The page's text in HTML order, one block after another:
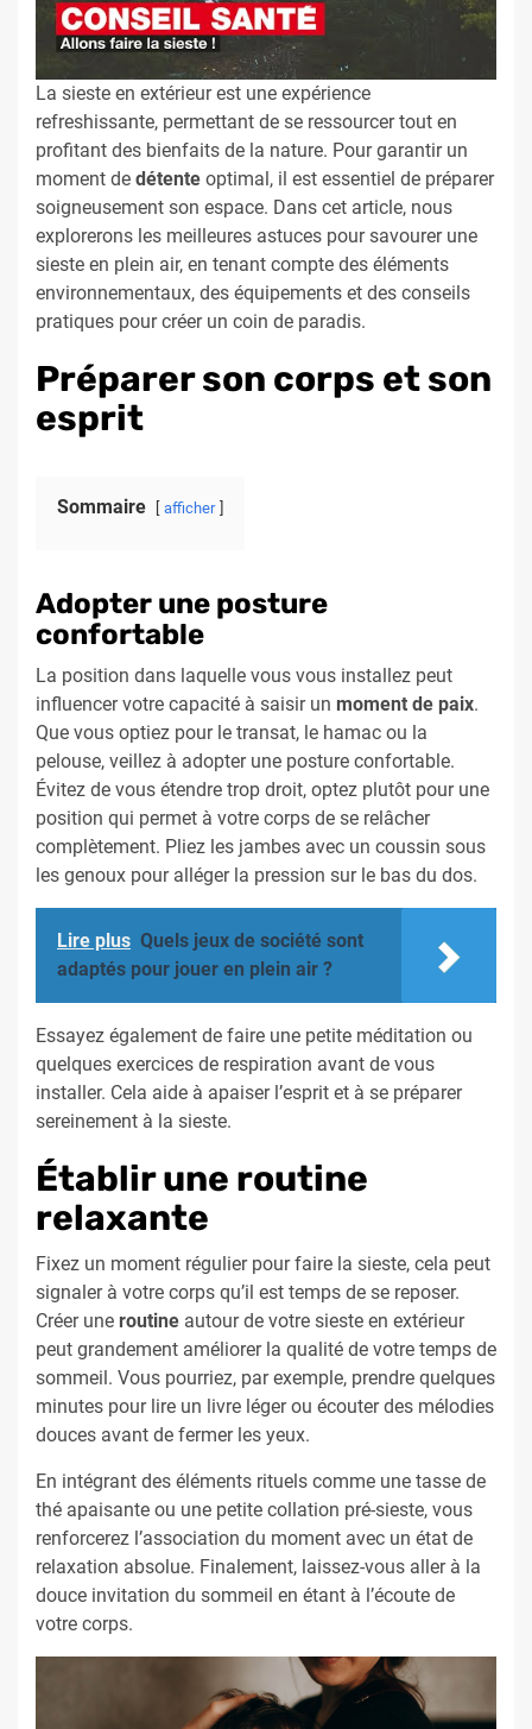
La sieste en extérieur est une expérience
refreshissante, permettant de se ressourcer tout en
profitant des bienfaits de la nature. Pour garantir un
moment de détente optimal, il est essentiel de préparer
soigneusement son espace. Dans cet article, nous
explorerons les meilleures astuces pour savourer une
sieste en plein air, en tenant compte des éléments
environnementaux, des équipements et des conseils
pratiques pour créer un coin de paradis.
Préparer son corps et son
esprit
Sommaire afficher
Adopter une posture
confortable
La position dans laquelle vous vous installez peut
influencer votre capacité à saisir un moment de paix.
Que vous optiez pour le transat, le hamac ou la
pelouse, veillez à adopter une posture confortable.
Évitez de vous étendre trop droit, optez plutôt pour une
position qui permet à votre corps de se relâcher
complètement. Pliez les jambes avec un coussin sous
les genoux pour alléger la pression sur le bas du dos.
Lire plus Quels jeux de société sont
adaptés pour jouer en plein air ?
Essayez également de faire une petite méditation ou
quelques exercices de respiration avant de vous
installer. Cela aide à apaiser l’esprit et à se préparer
sereinement à la sieste.
Établir une routine
relaxante
Fixez un moment régulier pour faire la sieste, cela peut
signaler à votre corps qu’il est temps de se reposer.
Créer une routine autour de votre sieste en extérieur
peut grandement améliorer la qualité de votre temps de
sommeil. Vous pourriez, par exemple, prendre quelques
minutes pour lire un livre léger ou écouter des mélodies
douces avant de fermer les yeux.
En intégrant des éléments rituels comme une tasse de
thé apaisante ou une petite collation pré-sieste, vous
renforcerez l’association du moment avec un état de
relaxation absolue. Finalement, laissez-vous aller à la
douce invitation du sommeil en étant à l’écoute de
votre corps.